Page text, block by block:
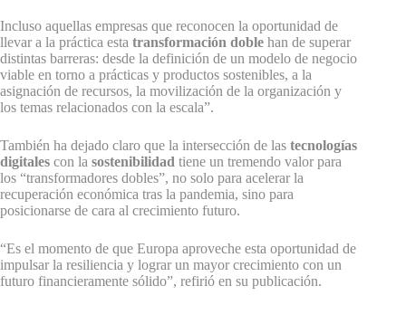
Incluso aquellas empresas que reconocen la oportunidad de
llevar a la práctica esta transformación doble han de superar
distintas barreras: desde la definición de un modelo de negocio
viable en torno a prácticas y productos sostenibles, a la
asignación de recursos, la movilización de la organización y
los temas relacionados con la escala”.
También ha dejado claro que la intersección de las tecnologías
digitales con la sostenibilidad tiene un tremendo valor para
los “transformadores dobles”, no solo para acelerar la
recuperación económica tras la pandemia, sino para
posicionarse de cara al crecimiento futuro.
“Es el momento de que Europa aproveche esta oportunidad de
impulsar la resiliencia y lograr un mayor crecimiento con un
futuro financieramente sólido”, refirió en su publicación.